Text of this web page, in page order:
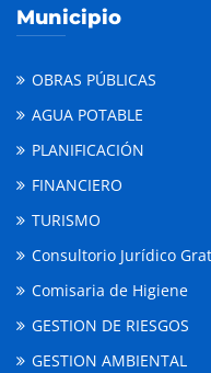
Municipio
OBRAS PÚBLICAS
AGUA POTABLE
PLANIFICACIÓN
FINANCIERO
TURISMO
Consultorio Jurídico
Comisaria de Higiene
GESTION DE RIESGOS
GESTION AMBIENTAL